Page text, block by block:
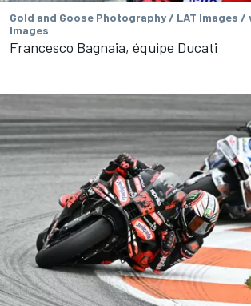
Gold and Goose Photography / LAT Images /
Images
Francesco Bagnaia, équipe Ducati